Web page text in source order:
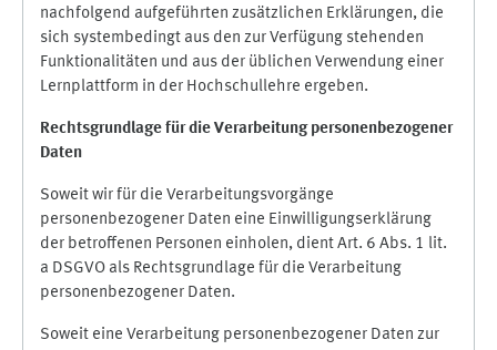
nachfolgend aufgeführten zusätzlichen Erklärungen, die
sich systembedingt aus den zur Verfügung stehenden
Funktionalitäten und aus der üblichen Verwendung einer
Lernplattform in der Hochschullehre ergeben.
Rechtsgrundlage für die Verarbeitung personenbezogener
Daten
Soweit wir für die Verarbeitungsvorgänge
personenbezogener Daten eine Einwilligungserklärung
der betroffenen Personen einholen, dient Art. 6 Abs. 1 lit.
a DSGVO als Rechtsgrundlage für die Verarbeitung
personenbezogener Daten.
Soweit eine Verarbeitung personenbezogener Daten zur